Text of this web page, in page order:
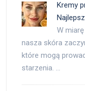
Kremy
W
nasza skóra
które mogą
starzenia. …